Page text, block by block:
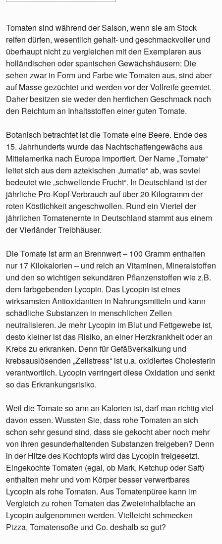
Tomaten sind während der Saison, wenn sie am Stock
reifen dürfen, wesentlich gehalt- und geschmackvoller und
überhaupt nicht zu vergleichen mit den Exemplaren aus
holländischen oder spanischen Gewächshäusern: Die
sehen zwar in Form und Farbe wie Tomaten aus, sind aber
auf Masse gezüchtet und werden vor der Vollreife geerntet.
Daher besitzen sie weder den herrlichen Geschmack noch
den Reichtum an Inhaltsstoffen einer guten Tomate.
Botanisch betrachtet ist die Tomate eine Beere. Ende des
15. Jahrhunderts wurde das Nachtschattengewächs aus
Mittelamerika nach Europa importiert. Der Name „Tomate“
leitet sich aus dem aztekischen „tumatle“ ab, was soviel
bedeutet wie „schwellende Frucht“. In Deutschland ist der
jährliche Pro-Kopf-Verbrauch auf über 20 Kilogramm der
roten Köstlichkeit angeschwollen. Rund ein Viertel der
jährlichen Tomatenernte in Deutschland stammt aus einem
der Vierländer Treibhäuser.
Die Tomate ist arm an Brennwert – 100 Gramm enthalten
nur 17 Kilokalorien – und reich an Vitaminen, Mineralstoffen
und den so wichtigen sekundären Pflanzenstoffen wie z.B.
dem farbgebenden Lycopin. Das Lycopin ist eines
wirksamsten Antioxidantien in Nahrungsmitteln und kann
schädliche Substanzen in menschlichen Zellen
neutralisieren. Je mehr Lycopin im Blut und Fettgewebe ist,
desto kleiner ist das Risiko, an einer Herzkrankheit oder an
Krebs zu erkranken. Denn für Gefäßverkalkung und
krebsauslösenden „Zellstress“ ist u.a. oxidiertes Cholesterin
verantwortlich. Lycopin verringert diese Oxidation und senkt
so das Erkrankungsrisiko.
Weil die Tomate so arm an Kalorien ist, darf man richtig viel
davon essen. Wussten Sie, dass rohe Tomaten an sich
schon sehr gesund sind, dass sie gekocht aber noch mehr
von ihren gesunderhaltenden Substanzen freigeben? Denn
in der Hitze des Kochtopfs wird das Lycopin freigesetzt.
Eingekochte Tomaten (egal, ob Mark, Ketchup oder Saft)
enthalten mehr und vom Körper besser verwertbares
Lycopin als rohe Tomaten. Aus Tomatenpüree kann im
Vergleich zu rohen Tomaten das Zweieinhalbfache an
Lycopin aufgenommen werden. Vielleicht schmecken
Pizza, Tomatensoße und Co. deshalb so gut?